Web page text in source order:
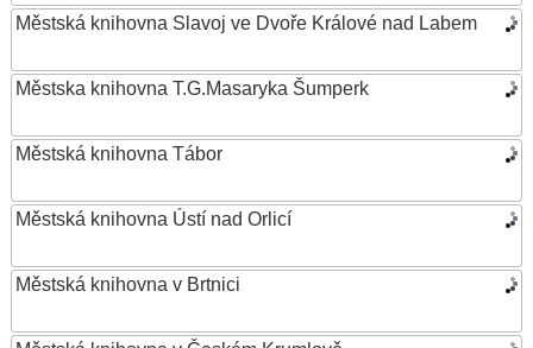
Městská knihovna Slavoj ve Dvoře Králové nad Labem
Městska knihovna T.G.Masaryka Šumperk
Městská knihovna Tábor
Městská knihovna Ústí nad Orlicí
Městská knihovna v Brtnici